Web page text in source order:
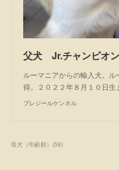
ルーマニアからの輸入犬。
得。２０２２年８月１０日生
プレジールケンネル
母犬（年齢順） (58)